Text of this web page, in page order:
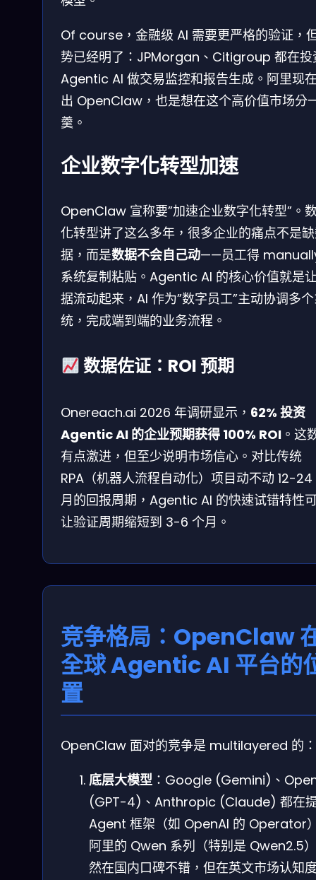
Of course，金融级 AI 需要更严格的验证，
势已经明了：JPMorgan、Citigroup 都在投
Agentic AI 做交易监控和报告生成。阿里现
出 OpenClaw，也是想在这个高价值市场分
羹。
企业数字化转型加速
OpenClaw 宣称要”加速企业数字化转型”。
化转型讲了这么多年，很多企业的痛点不是
据，而是数据不会自己动——员工得
系统复制粘贴。Agentic AI 的核心价值就是
据流动起来，AI 作为”数字员工”主动协调多
统，完成端到端的业务流程。
数据佐证：ROI 预期
Onereach.ai 2026 年调研显示， 62% 投资
Agentic AI 的企业预期获得 100% ROI 。这
有点激进，但至少说明市场信心。对比传统
RPA（机器人流程自动化）项目动不动 12-24
月的回报周期，Agentic AI 的快速试错特性
让验证周期缩短到 3-6 个月。
竞争格局：OpenClaw
全球 Agentic AI 平台的
置
OpenClaw 面对的竞争是 multilayered 的：
底层大模型 ：Google (Gemini)、
(GPT-4)、Anthropic (Claude) 都在
Agent 框架（如 OpenAI 的 Operator
阿里的 Qwen 系列（特别是 Qwen2.5
然在国内口碑不错，但在英文市场认知